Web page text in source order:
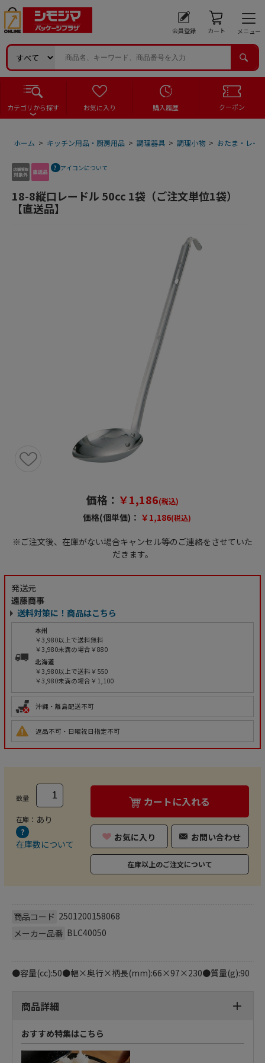
会員登録 カート メニュー
カテゴリから探す お気に入り 購入履歴 クーポン
ホーム > キッチン用品・厨房用品 > 調理器具 > 調理小物 > おたま・レー
アイコンについて
18-8縦口レードル 50cc 1袋（ご注文単位1袋）
【直送品】
価格： ￥1,186(税込)
価格(個単価)： ￥1,186(税込)
※ご注文後、在庫がない場合キャンセル等のご連絡をさせていた
だきます。
発送元
遠藤商事
送料対策に！商品はこちら
本州
￥3,980以上で送料無料
￥3,980未満の場合￥880
北海道
￥3,980以上で送料￥550
￥3,980未満の場合￥1,100
沖縄・離島配送不可
返品不可・日曜祝日指定不可
数量
在庫： あり
在庫数について
カートに入れる
お気に入り お問い合わせ
在庫以上のご注文について
商品コード 2501200158068
メーカー品番 BLC40050
●容量(cc):50●幅×奥行×柄長(mm):66×97×230●質量(g):90
商品詳細
おすすめ特集はこちら